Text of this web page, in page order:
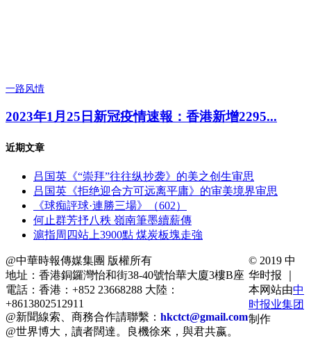
一路风情
2023年1月25日新冠疫情速報：香港新增2295...
近期文章
吕国英《“崇拜”往往纵抄袭》的美之创生审思
吕国英《拒绝迎合方可远离平庸》的审美境界审思
《球痴評球·連勝三場》（602）
何止群芳抒八秩 嶺南筆墨續薪傳
滬指周四站上3900點 煤炭板塊走強
@中華時報傳媒集團 版權所有
地址：香港銅鑼灣怡和街38-40號怡華大廈3樓B座
電話：香港：+852 23668288 大陸：
+8613802512911
@新聞線索、商務合作請聯繫： hkctct@gmail.com
@世界博大，讀者闊達。良機徐來，與君共嬴。
© 2019 中
华时报 ｜
本网站由中
时报业集团
制作